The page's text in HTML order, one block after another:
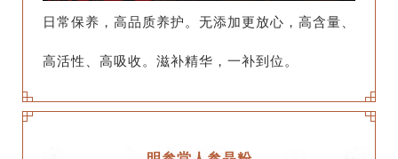
日常保养，高品质养护。无添加更放心，高含量、
高活性、高吸收。滋补精华，一补到位。